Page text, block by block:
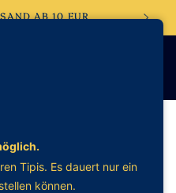
AB 10 EUR
Tipis. Es dauert nur ein
können.